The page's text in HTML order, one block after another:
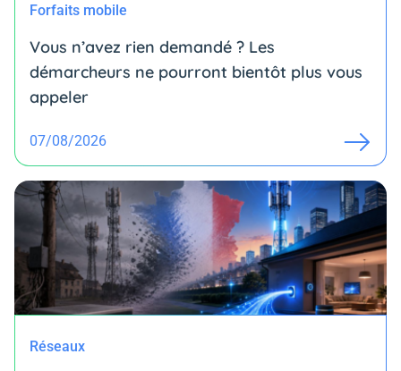
Forfaits mobile
Vous n’avez rien demandé ? Les
démarcheurs ne pourront bientôt plus vous
appeler
07/08/2026
Réseaux